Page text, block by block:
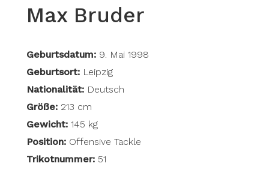
Max Bruder
Geburtsdatum: 9. Mai 1998
Geburtsort: Leipzig
Nationalität: Deutsch
Größe:213 cm
Gewicht: 145 kg
Position:Offensive Tackle
Trikotnummer: 51